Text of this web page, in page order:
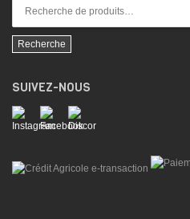
Recherche
SUIVEZ-NOUS